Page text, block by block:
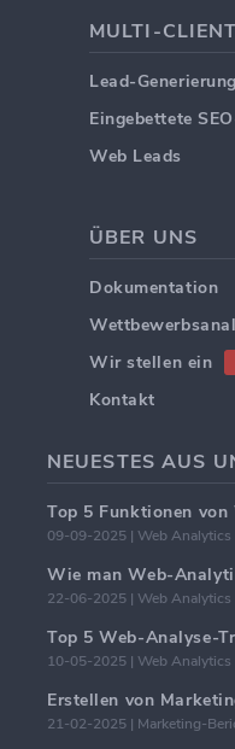
MULTI-CLIENT
Lead-
Eingebettete
Web Leads
ÜBER UNS
Dokumentation
Wir stellen ein
Kontakt
NEUESTES AUS
09-09-2025 | Web Analytics
Wie man Web-
22-06-2025 | Web Analytics
10-05-2025 | Web Analytics
21-02-2025 | Marketing-